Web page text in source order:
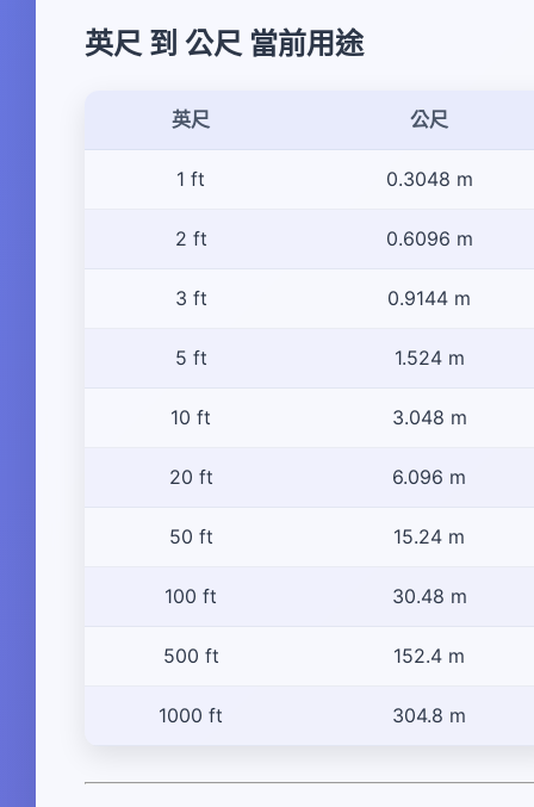
英尺 到 公尺 當前用途
英尺 公尺
1 ft 0.3048 m
2 ft 0.6096 m
3 ft 0.9144 m
5 ft 1.524 m
10 ft 3.048 m
20 ft 6.096 m
50 ft 15.24 m
100 ft 30.48 m
500 ft 152.4 m
1000 ft 304.8 m